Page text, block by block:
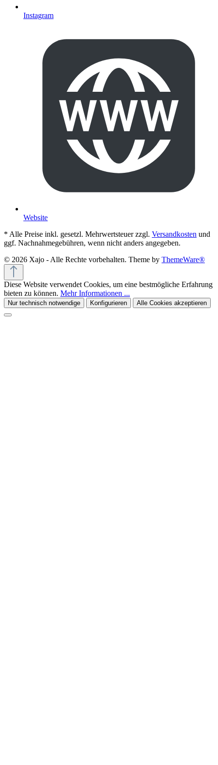
Instagram
Website
* Alle Preise inkl. gesetzl. Mehrwertsteuer zzgl. Versandkosten und
ggf. Nachnahmegebühren, wenn nicht anders angegeben.
© 2026 Xajo - Alle Rechte vorbehalten. Theme by ThemeWare®
Diese Website verwendet Cookies, um eine bestmögliche Erfahrung
bieten zu können. Mehr Informationen ...
Nur technisch notwendige Konfigurieren Alle Cookies akzeptieren